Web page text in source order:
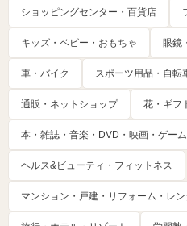
ショッピングセンター・百貨店
キッズ・ベビー・おもちゃ 眼鏡
車・バイク スポーツ用品・自転
通販・ネットショップ 花・ギフ
本・雑誌・音楽・DVD・映画・ゲーム
ヘルス&ビューティ・フィットネス
マンション・戸建・リフォーム・レ